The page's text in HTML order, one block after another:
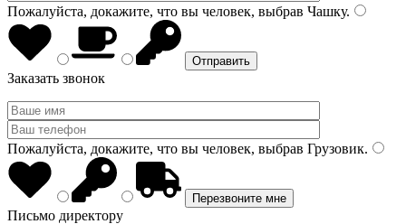
Пожалуйста, докажите, что вы человек, выбрав Чашку.
Заказать звонок
Пожалуйста, докажите, что вы человек, выбрав Грузовик.
Письмо директору